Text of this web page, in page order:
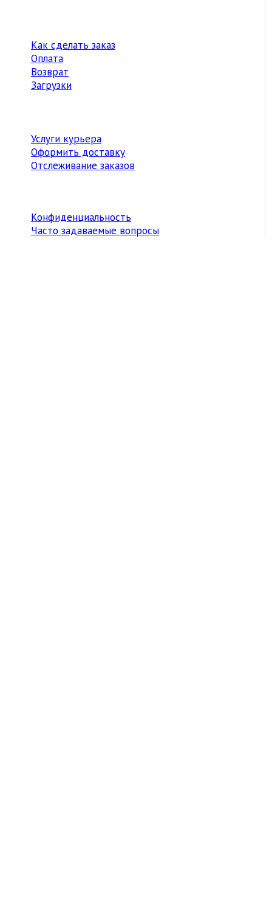
Как сделать заказ
Оплата
Возврат
Загрузки
Услуги курьера
Оформить доставку
Отслеживание заказов
Конфиденциальность
Часто задаваемые вопросы